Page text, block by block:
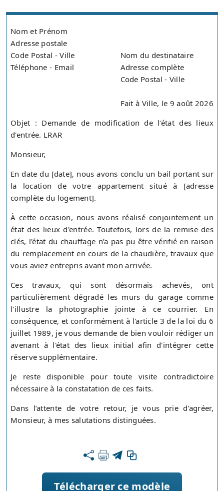
Nom et Prénom
Adresse postale
Code Postal - Ville
Téléphone - Email
Nom du destinataire
Adresse complète
Code Postal - Ville
Fait à Ville, le 9 août 2026
Objet : Demande de modification de l'état des lieux
d'entrée. LRAR
Monsieur,
En date du [date], nous avons conclu un bail portant sur
la location de votre appartement situé à [adresse
complète du logement].
À cette occasion, nous avons réalisé conjointement un
état des lieux d'entrée. Toutefois, lors de la remise des
clés, l'état du chauffage n’a pas pu être vérifié en raison
du remplacement en cours de la chaudière, travaux que
vous aviez entrepris avant mon arrivée.
Ces travaux, qui sont désormais achevés, ont
particulièrement dégradé les murs du garage comme
l'illustre la photographie jointe à ce courrier. En
conséquence, et conformément à l'article 3 de la loi du 6
juillet 1989, je vous demande de bien vouloir rédiger un
avenant à l'état des lieux initial afin d'intégrer cette
réserve supplémentaire.
Je reste disponible pour toute visite contradictoire
nécessaire à la constatation de ces faits.
Dans l’attente de votre retour, je vous prie d’agréer,
Monsieur, à mes salutations distinguées.
Télécharger ce modèle